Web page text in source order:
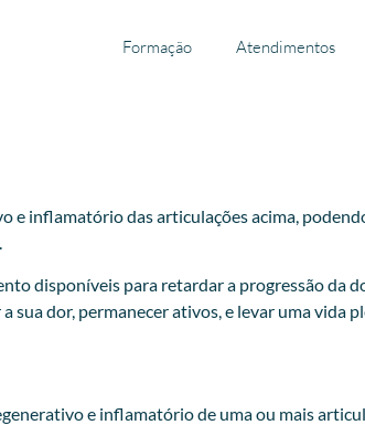
Formação Atendimentos
inflamatório das articulações acima,
disponíveis para retardar a progressão da
dor, permanecer ativos, e levar uma vida
e inflamatório de uma ou mais